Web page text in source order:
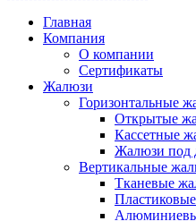
Главная
Компания
О компании
Сертификаты
Жалюзи
Горизонтальные
Открытые
Кассетные
Жалюзи под
Вертикальные
Тканевые